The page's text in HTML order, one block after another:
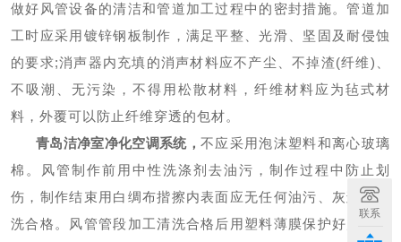
做好风管设备的清洁和管道加工过程中的密封措施。管道加
工时应采用镀锌钢板制作，满足平整、光滑、坚固及耐侵蚀
的要求;消声器内充填的消声材料应不产尘、不掉渣(纤维)、
不吸潮、无污染，不得用松散材料，纤维材料应为毡式材
料，外覆可以防止纤维穿透的包材。
青岛洁净室净化空调系统，不应采用泡沫塑料和离心玻璃
棉。风管制作前用中性洗涤剂去油污，制作过程中防止划
伤，制作结束用白绸布揩擦内表面应无任何油污、灰迹为清
洗合格。风管管段加工清洗合格后用塑料薄膜保护好风管两
联系